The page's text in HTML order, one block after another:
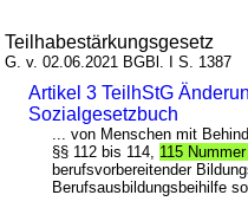
Teilhabestärkungsgesetz
G. v. 02.06.2021 BGBl. I S. 1387
Artikel 3 TeilhStG
Sozialgesetzbuch
... von Menschen mit
§§ 112 bis 114, 115
berufsvorbereitender
Berufsausbildungsbeihilfe